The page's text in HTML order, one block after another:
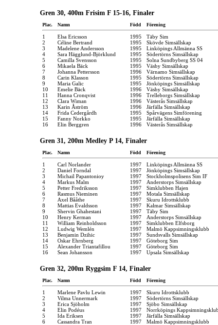
Gren 30, 400m Frisim F 15-16, Finaler
Plac. Namn Född Förening
1 Elsa Ericsson 1995
Täby Sim
2
Céline Bertrand 1995
Skövde Simsällskap
3
Madelene Andersson 1995
Linköpings Allmänna SS
4
Sara Hägglund-Björklund 1995
Södertörns Simsällskap
5
Camilla Svensson 1995
Solna Sundbyberg SS 04
6
Mikaela Bäck 1995
Väsby Simsällskap
7
Johanna Pettersson 1996
Värnamo Simsällskap
8
Carin Klasson 1995
Södertörns Simsällskap
9
Maria Galic 1995
Jönköpings Simsällskap
10
Emelie Bäck 1996
Väsby Simsällskap
11
Hanna Cronqvist 1996
Trelleborgs Simsällskap
12
Clara Wiman 1996
Västerås Simsällskap
13
Karin Åström 1996
Järfälla Simsällskap
14
Frida Cedergårdh 1995
Spårvägens Simförening
15
Fanny Norkko 1995
Järfälla Simsällskap
16
Elin Berggren 1996 Västerås Simsällskap
Gren 31, 200m Medley P 14, Finaler
Plac. Namn Född Förening
1 Carl Norlander 1997
Linköpings Allmänna SS
2
Daniel Forndal 1997
Jönköpings Simsällskap
3
Michail Papantonioy 1997
Stockholmspolisens Sim IF
4
Markus Malm 1997
Anderstorps Simsällskap
5
Petter Fredriksson 1997
Simklubben Hajen
6
Rasmus Nieminen 1997
Motala Simsällskap
7
Axel Bååthe 1997
Skuru Idrottsklubb
8
Mattias Evaldsson 1997
Kalmar Simsällskap
9
Shervin Ghahestani 1997
Täby Sim
10
Henry Kerman 1997
Anderstorps Simsällskap
11
William Reinholdsson 1997
Simklubben Elfsborg
12
Ludwig Wemlén 1997
Malmö Kappsimningsklubb
13
Benjamin Dzihic 1997
Sundsvalls Simsällskap
14
Oskar Ehrnberg 1997
Göteborg Sim
15
Alexander Triantafillou 1997
Göteborg Sim
16
Sean Johansson 1997 Upsala Simsällskap
Gren 32, 200m Ryggsim F 14, Finaler
Plac. Namn Född Förening
1 Marlene Pavlu Lewin 1997
Skuru Idrottsklubb
2
Vilma Unnermark 1997
Södertörns Simsällskap
3
Erica Sjöholm 1997
Sjöbo Simsällskap
4
Elin Podéus 1997
Norrköpings
5
Ida Eriksen 1997
Järfälla Simsällskap
6
Cassandra Tran 1997
Malmö Kappsimningsklubb